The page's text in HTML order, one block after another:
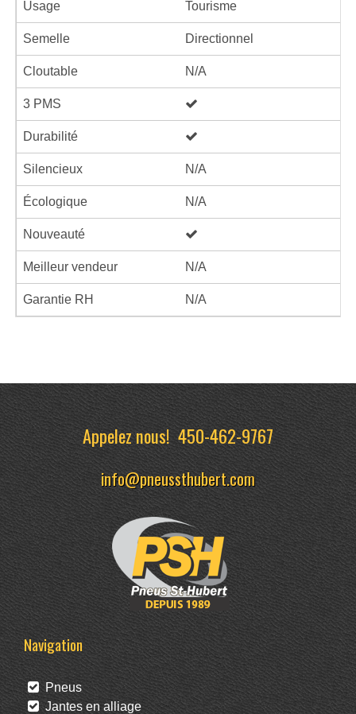
Usage Tourisme
Semelle Directionnel
Cloutable N/A
3 PMS
Durabilité
Silencieux N/A
Écologique N/A
Nouveauté
Meilleur vendeur N/A
Garantie RH N/A
Appelez nous!450-462-9767
info@pneussthubert.com
Navigation
Pneus
Jantes en alliage